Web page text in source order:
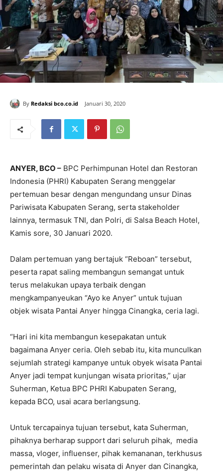
By Redaksi bco.co.id Januari 30, 2020
ANYER, BCO – BPC Perhimpunan Hotel dan Restoran
Indonesia (PHRI) Kabupaten Serang menggelar
pertemuan besar dengan mengundang unsur Dinas
Pariwisata Kabupaten Serang, serta stakeholder
lainnya, termasuk TNI, dan Polri, di Salsa Beach Hotel,
Kamis sore, 30 Januari 2020.
Dalam pertemuan yang bertajuk “Reboan” tersebut,
peserta rapat saling membangun semangat untuk
terus melakukan upaya terbaik dengan
mengkampanyeukan “Ayo ke Anyer” untuk tujuan
objek wisata Pantai Anyer hingga Cinangka, ceria lagi.
“Hari ini kita membangun kesepakatan untuk
bagaimana Anyer ceria. Oleh sebab itu, kita munculkan
sejumlah strategi kampanye untuk obyek wisata Pantai
Anyer jadi tempat kunjungan wisata prioritas,” ujar
Suherman, Ketua BPC PHRI Kabupaten Serang,
kepada BCO, usai acara berlangsung.
Untuk tercapainya tujuan tersebut, kata Suherman,
pihaknya berharap support dari seluruh pihak, media
massa, vloger, influenser, pihak kemananan, terkhusus
pemerintah dan pelaku wisata di Anyer dan Cinangka,